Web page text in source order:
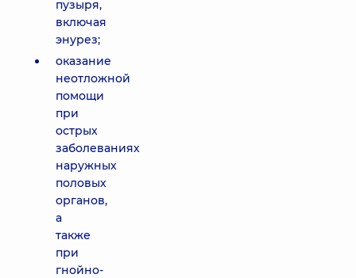
пузыря,
включая
энурез;
оказание
неотложной
помощи
при
острых
заболеваниях
наружных
половых
органов,
а
также
при
гнойно-